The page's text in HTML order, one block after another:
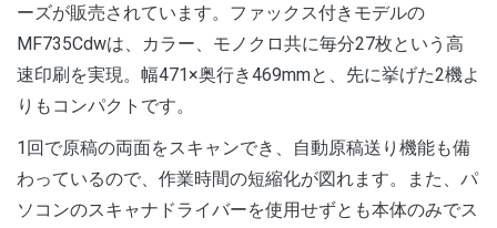
ーズが販売されています。ファックス付きモデルの
MF735Cdwは、カラー、モノクロ共に毎分27枚という高
速印刷を実現。幅471×奥行き469mmと、先に挙げた2機よ
りもコンパクトです。
1回で原稿の両面をスキャンでき、自動原稿送り機能も備
わっているので、作業時間の短縮化が図れます。また、パ
ソコンのスキャナドライバーを使用せずとも本体のみでス